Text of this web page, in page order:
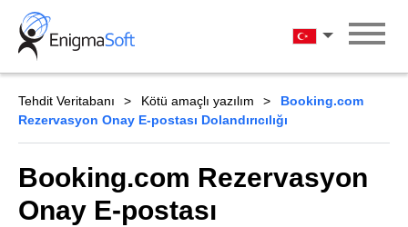
Skip
content
Türkçe
Tehdit Veritabanı Kötü amaçlı yazılım
Booking.com
Rezervasyon Onay E-postası Dolandırıcılığı
Booking.com Rezervasyon
Onay E-postası